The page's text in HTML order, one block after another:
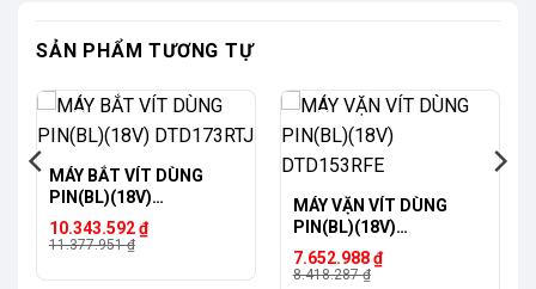
SẢN PHẨM TƯƠNG TỰ
-9%
MÁY BẮT VÍT DÙNG
PIN(BL)(18V)
DTD173RTJ
11.377.951₫
Giá
gốc
10.343.592₫
Giá
hiện
-9%
MÁY VẶN VÍT DÙNG
PIN(BL)(18V)
DTD153RFE
8.418.287₫
Giá
gốc
7.652.988₫
Giá
hiện